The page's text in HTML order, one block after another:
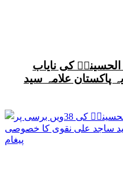
کی نایاب
پاکستان علامہ سید